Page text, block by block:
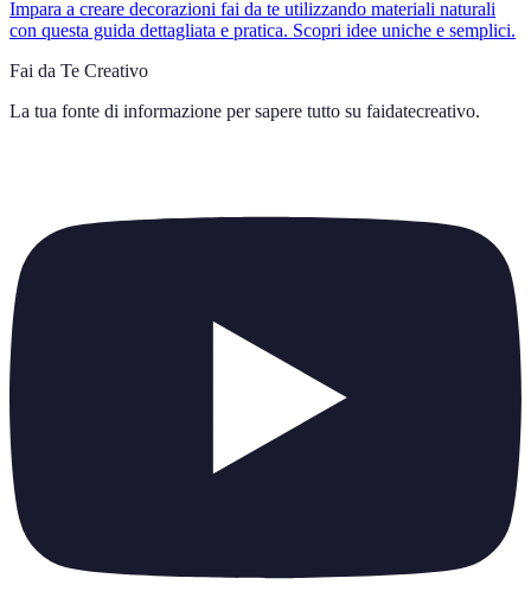
Impara a creare decorazioni fai da te utilizzando materiali naturali
con questa guida dettagliata e pratica. Scopri idee uniche e semplici.
Fai da Te Creativo
La tua fonte di informazione per sapere tutto su faidatecreativo.